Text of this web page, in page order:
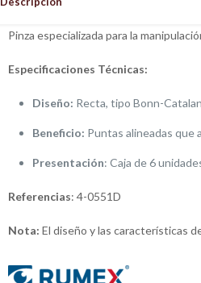
Pinza especializada para la
Especificaciones Técnicas:
Diseño: Recta, tipo Bonn-
Beneficio: Puntas alineadas que
Presentación: Caja de 6
Referencias: 4-0551D
Nota: El diseño y las características